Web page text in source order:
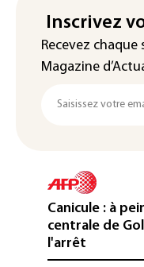
Inscrivez
Recevez chaque
Magazine
Canicule : à
centrale de
l'arrêt